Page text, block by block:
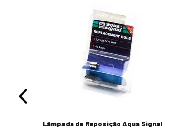
Lâmpada de Reposição Aqua Signal